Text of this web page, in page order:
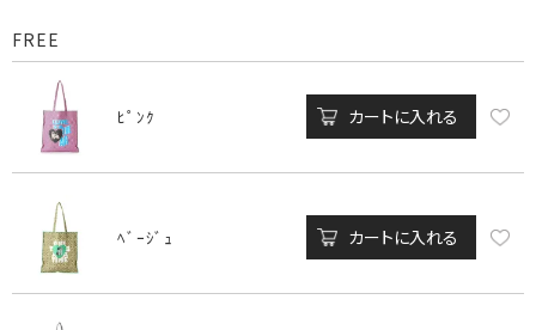
FREE
ﾋﾟﾝｸ カートに入れる
ﾍﾞｰｼﾞｭ カートに入れる